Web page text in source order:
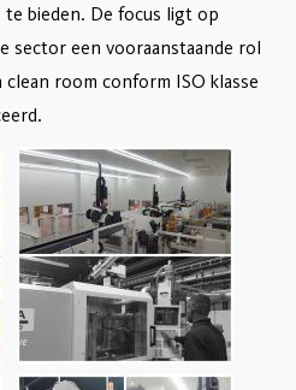
bieden. De focus ligt op
sector een vooraanstaande rol
room conform ISO klasse